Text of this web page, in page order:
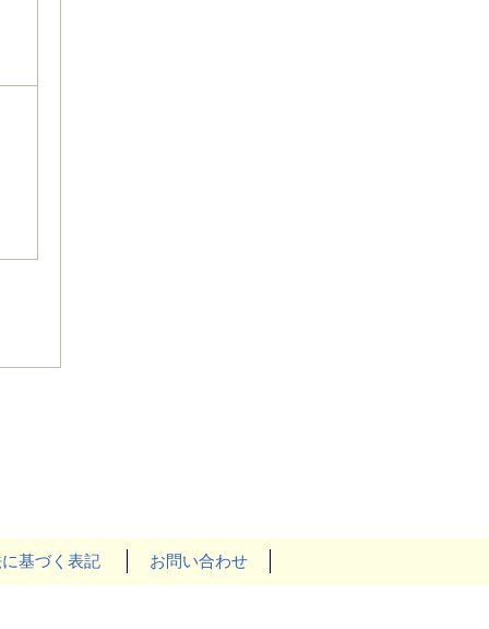
基づく表記 お問い合わせ